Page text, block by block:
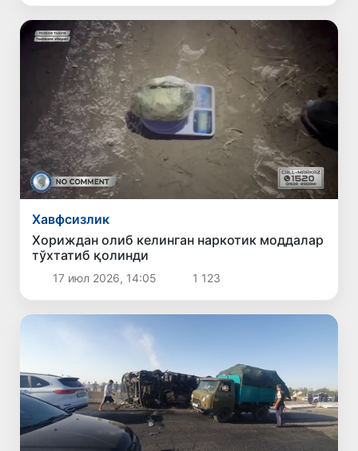
Хавфсизлик
Хориждан олиб келинган наркотик моддалар
тўхтатиб қолинди
17 июл 2026, 14:05 1 123